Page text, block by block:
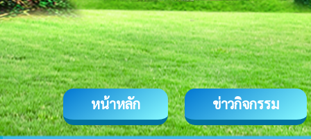
หน้าหลัก ข่าวกิจกรรม